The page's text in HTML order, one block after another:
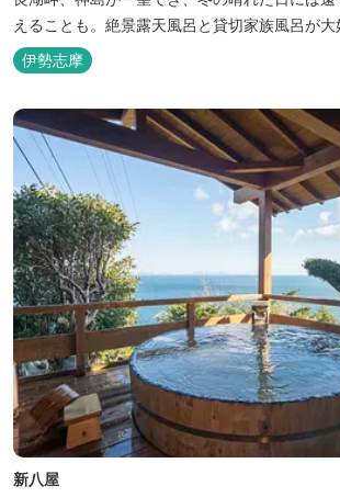
えることも。絶景露天風呂と貸切家族風呂が大
の新鮮な海の幸をふんだんに使った味覚自慢の
宿です。
伊勢志摩
新八屋